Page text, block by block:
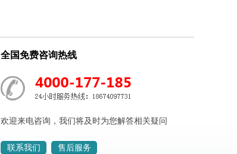
全国免费咨询热线
欢迎来电咨询，我们将及时为您解答相关疑问
联系我们 售后服务